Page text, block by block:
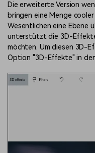
Die erweiterte Version
bringen eine Menge
Wesentlichen eine Ebene
unterstützt die 3D-
möchten. Um diesen 3D-
Option "3D-Effekte" in